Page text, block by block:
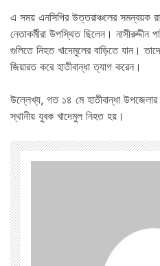
এ সময় এনসিপির উত্তরাঞ্চলের সমন্বয়ক
নেতাকর্মীরা উপস্থিত ছিলেন। নাসীরুদ্দীন
গুলিতে নিহত খাদেমুলের বাড়িতে যান।
জিয়ারত করে হাতীবান্ধা ত্যাগ করেন।
উল্লেখ্য, গত ১৪ মে হাতীবান্ধা
স্থানীয় যুবক খাদেমুল নিহত হয়।